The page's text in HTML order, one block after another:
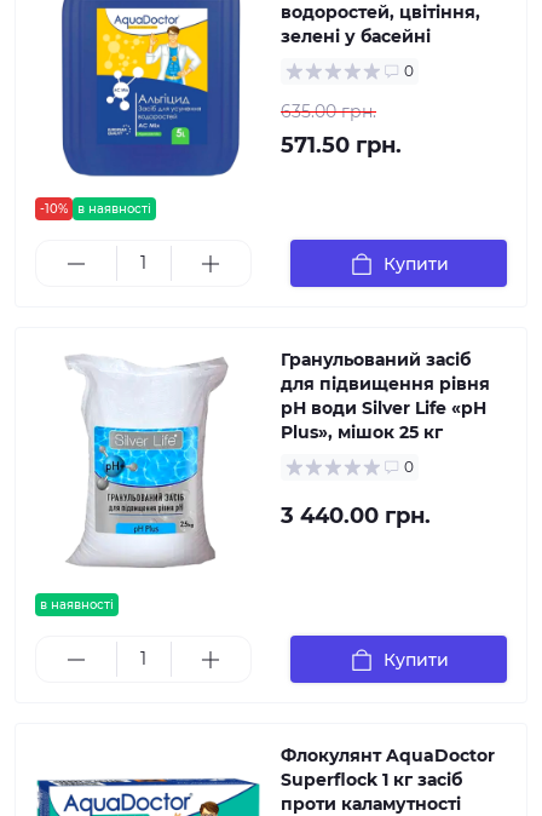
-10% в наявності
водоростей, цвітіння,
зелені у басейні
0
635.00 грн.
571.50 грн.
Купити
в наявності
Гранульований засіб
для підвищення рівня
рН води Silver Life «pH
Plus», мішок 25 кг
0
3 440.00 грн.
Купити
Флокулянт AquaDoctor
Superflock 1 кг засіб
проти каламутності